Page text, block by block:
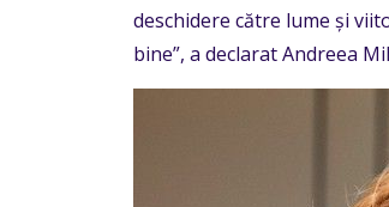
deschidere către lume și
bine”, a declarat Andreea